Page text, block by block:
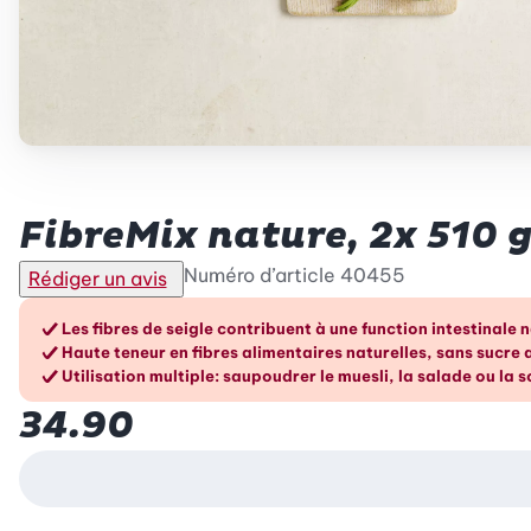
FibreMix nature, 2x 510 g
Rédiger un avis Numéro d’article 40455
Les avantages en un
Les fibres de seigle contribuent à une function intestinale
Haute teneur en fibres alimentaires naturelles, sans sucre
Utilisation multiple: saupoudrer le muesli, la salade ou la
34.90